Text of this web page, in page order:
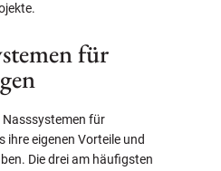
für
Nasssystemen für
ihre eigenen Vorteile und
Die drei am häufigsten